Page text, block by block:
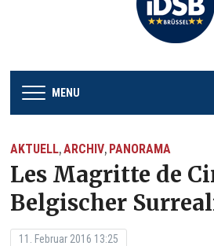
MENU
AKTUELL,ARCHIV, PANORAMA
Les Magritte de
Belgischer
11. Februar 2016 13:25